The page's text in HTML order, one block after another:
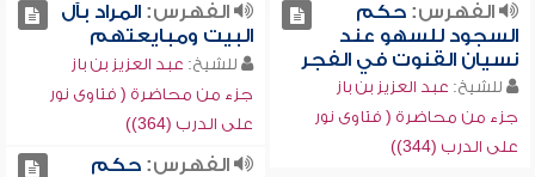
الفهرس:حكم
السجود للسهو عند
نسيان القنوت في الفجر
للشيخ: عبد العزيز بن باز
جزء من محاضرة ( فتاوى نور
على الدرب (344))
الفهرس:المراد بآل
البيت ومبايعتهم
للشيخ: عبد العزيز بن باز
جزء من محاضرة ( فتاوى نور
على الدرب (364))
الفهرس:حكم